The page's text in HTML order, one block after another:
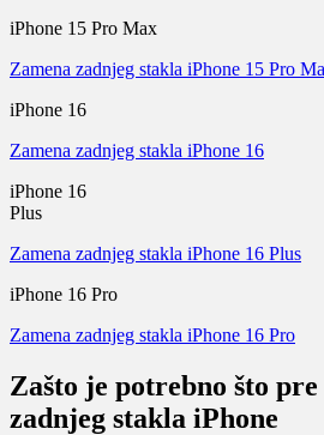
iPhone 15 Pro Max
Zamena zadnjeg stakla iPhone 15 Pro
iPhone 16
Zamena zadnjeg stakla iPhone 16
iPhone 16
Plus
Zamena zadnjeg stakla iPhone 16 Plus
iPhone 16 Pro
Zamena zadnjeg stakla iPhone 16 Pro
Zašto je potrebno što
zadnjeg stakla iPhone